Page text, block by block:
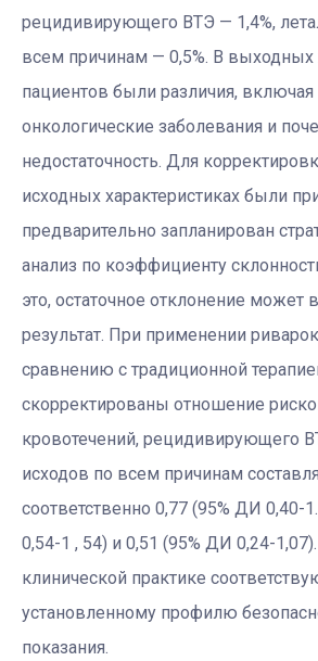
рецидивирующего ВТЭ — 1,4%,
всем причинам — 0,5%. В выходных
пациентов были различия, включая
онкологические заболевания и
недостаточность. Для
исходных характеристиках были
предварительно запланирован
анализ по коэффициенту
это, остаточное отклонение может
результат. При применении
сравнению с традиционной
скорректированы отношение
кровотечений, рецидивирующего
исходов по всем причинам
соответственно 0,77 (95% ДИ 0,40-
0,54-1 , 54) и 0,51 (95% ДИ 0,24-
клинической практике
установленному профилю
показания.